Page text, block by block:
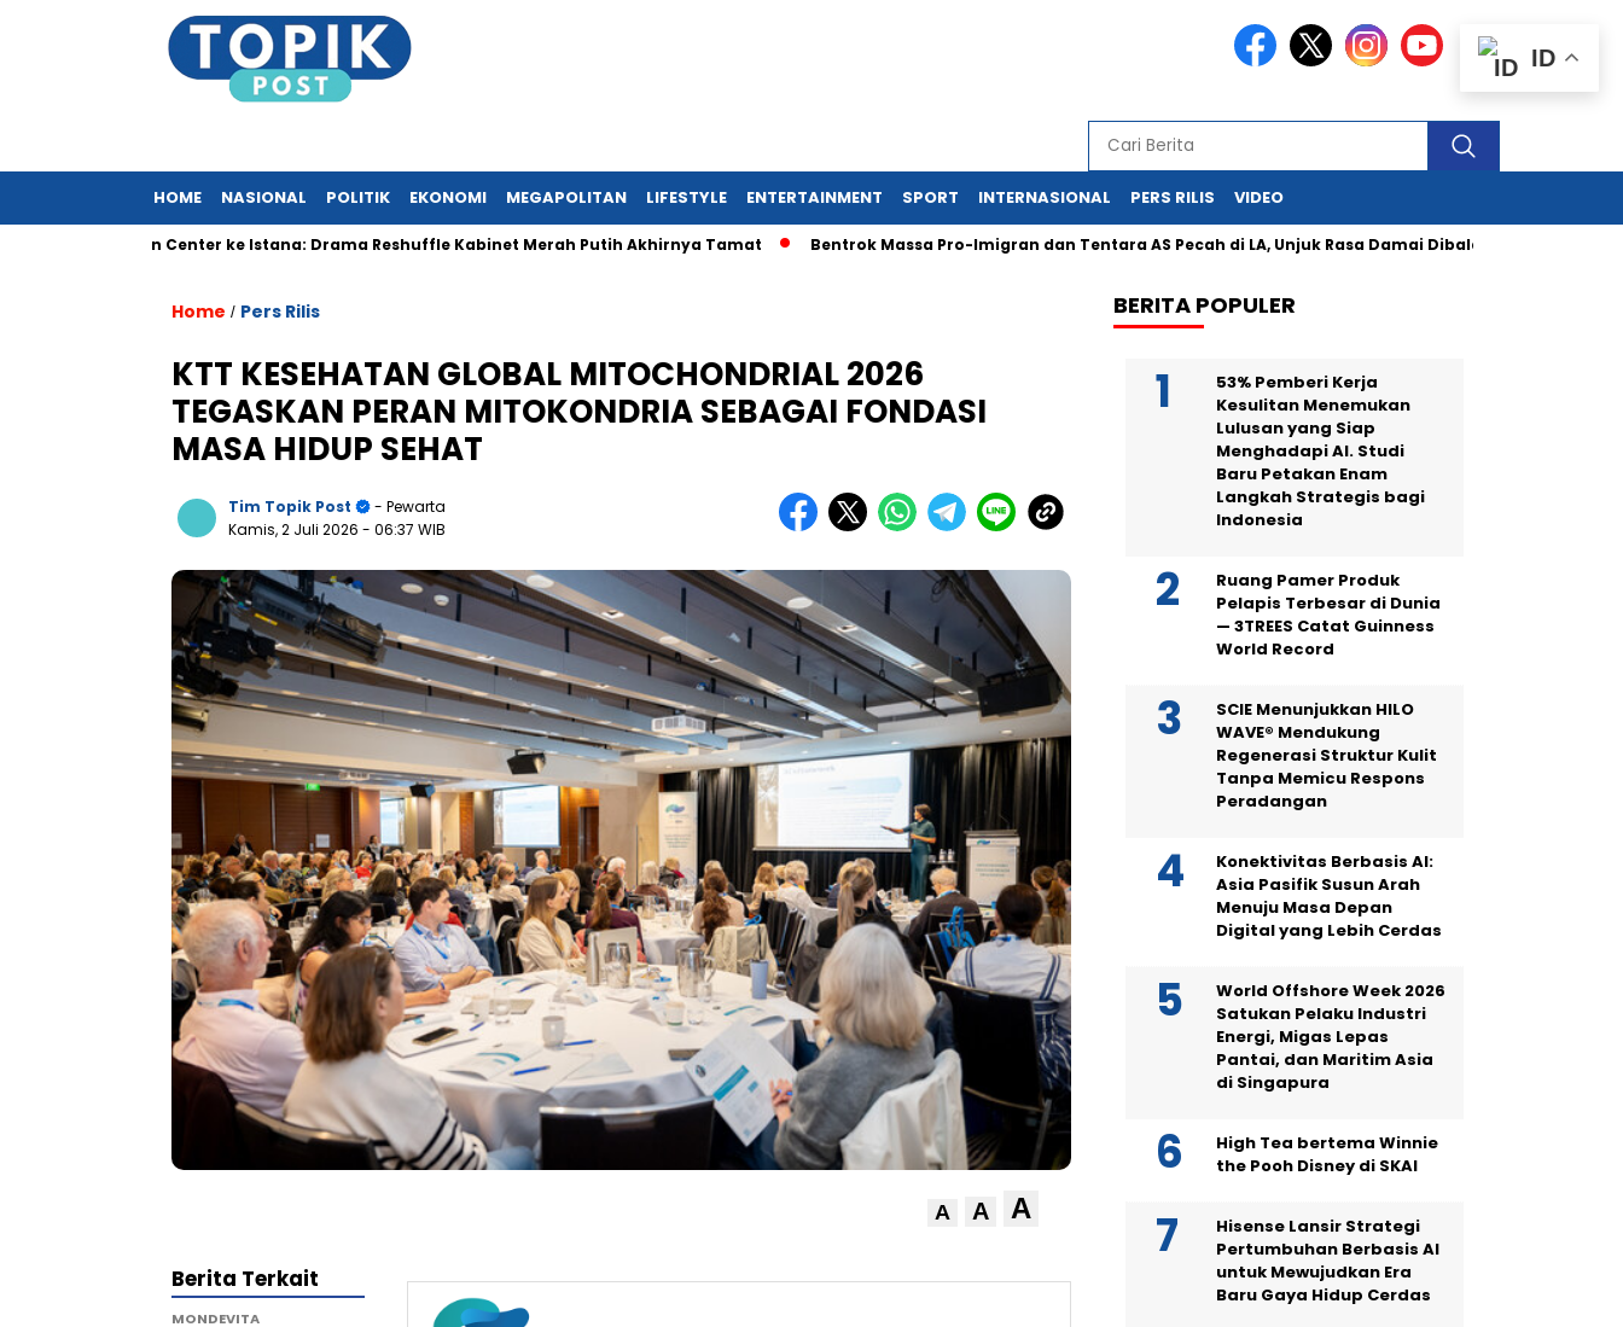
HOME NASIONAL POLITIK EKONOMI MEGAPOLITAN LIFESTYLE ENTERTAINMENT SPORT INTERNASIONAL PERS RILIS VIDEO
Center ke Istana: Drama Reshuffle Kabinet Merah Putih Akhirnya Tamat Bentrok Massa Pro-Imigran dan Tentara AS Pecah di LA, Unjuk Rasa Damai Dibalas Represi Negara
Home / Pers Rilis
KTT KESEHATAN GLOBAL MITOCHONDRIAL 2026
TEGASKAN PERAN MITOKONDRIA SEBAGAI FONDASI
MASA HIDUP SEHAT
Tim Topik Post
- Pewarta
Kamis, 2 Juli 2026 - 06:37 WIB
A A A
Berita Terkait
MONDEVITA
BERITA POPULER
53% Pemberi Kerja
Kesulitan Menemukan
Lulusan yang Siap
Menghadapi AI. Studi
Baru Petakan Enam
Langkah Strategis bagi
Indonesia
Ruang Pamer Produk
Pelapis Terbesar di Dunia
— 3TREES Catat Guinness
World Record
SCIE Menunjukkan HILO
WAVE® Mendukung
Regenerasi Struktur Kulit
Tanpa Memicu Respons
Peradangan
Konektivitas Berbasis AI:
Asia Pasifik Susun Arah
Menuju Masa Depan
Digital yang Lebih Cerdas
World Offshore Week 2026
Satukan Pelaku Industri
Energi, Migas Lepas
Pantai, dan Maritim Asia
di Singapura
High Tea bertema Winnie
the Pooh Disney di SKAI
Hisense Lansir Strategi
Pertumbuhan Berbasis AI
untuk Mewujudkan Era
Baru Gaya Hidup Cerdas
ID